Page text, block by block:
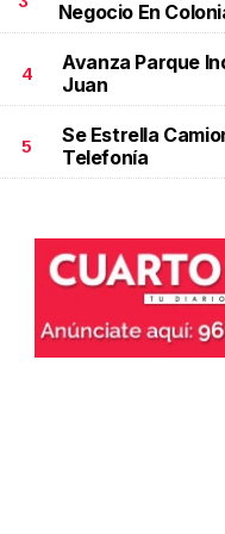
Negocio En
4
Avanza Parque
Juan
5
Se Estrella
Telefonía